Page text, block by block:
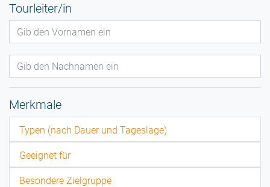
Tourleiter/in
Merkmale
Typen (nach Dauer und Tageslage)
Geeignet für
Besondere Zielgruppe